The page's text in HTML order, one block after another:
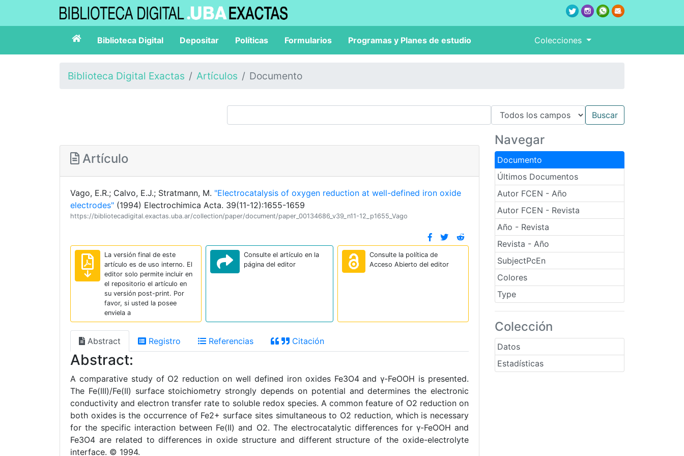
Biblioteca Digital Depositar Políticas Formularios Programas y Planes de estudio Colecciones
Biblioteca Digital Exactas Artículos Documento
Navegar
Documento
Últimos Documentos
Autor FCEN - Año
Autor FCEN - Revista
Año - Revista
Revista - Año
SubjectPcEn
Colores
Type
Colección
Datos
Estadísticas
Artículo
Vago, E.R.; Calvo, E.J.; Stratmann, M. "Electrocatalysis of oxygen reduction at well-defined iron oxide
electrodes" (1994) Electrochimica Acta. 39(11-12):1655-1659
https://bibliotecadigital.exactas.uba.ar/collection/paper/document/paper_00134686_v39_n11-12_p1655_Vago
La versión final de este
artículo es de uso interno. El
editor solo permite incluir en
el repositorio el artículo en
su versión post-print. Por
favor, si usted la posee
enviela a
Consulte el artículo en la
página del editor
Consulte la política de
Acceso Abierto del editor
Abstract Registro Referencias Citación
Abstract:
A comparative study of O2 reduction on well defined iron oxides Fe3O4 and γ-FeOOH is presented.
The Fe(III)/Fe(II) surface stoichiometry strongly depends on potential and determines the electronic
conductivity and electron transfer rate to soluble redox species. A common feature of O2 reduction on
both oxides is the occurrence of Fe2+ surface sites simultaneous to O2 reduction, which is necessary
for the specific interaction between Fe(II) and O2. The electrocatalytic differences for γ-FeOOH and
Fe3O4 are related to differences in oxide structure and different structure of the oxide-electrolyte
interface. © 1994.